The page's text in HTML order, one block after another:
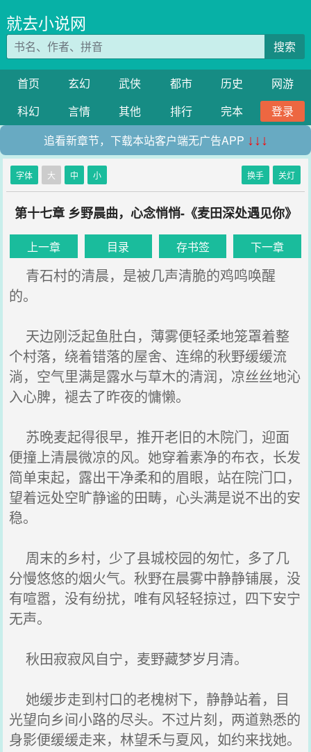
就去小说网
搜索
首页 玄幻 武侠 都市 历史
网游
科幻
言情 其他 排行 完本
登录
追看新章节，下载本站客户端无广告APP ↓↓↓
字体 大 中 小 换手 关灯
第十七章 乡野晨曲，心念悄悄-《麦田深处遇见你》
上一章 目录 存书签 下一章
青石村的清晨，是被几声清脆的鸡鸣唤醒
的。
天边刚泛起鱼肚白，薄雾便轻柔地笼罩着整
个村落，绕着错落的屋舍、连绵的秋野缓缓流
淌，空气里满是露水与草木的清润，凉丝丝地沁
入心脾，褪去了昨夜的慵懒。
苏晚麦起得很早，推开老旧的木院门，迎面
便撞上清晨微凉的风。她穿着素净的布衣，长发
简单束起，露出干净柔和的眉眼，站在院门口，
望着远处空旷静谧的田畴，心头满是说不出的安
稳。
周末的乡村，少了县城校园的匆忙，多了几
分慢悠悠的烟火气。秋野在晨雾中静静铺展，没
有喧嚣，没有纷扰，唯有风轻轻掠过，四下安宁
无声。
秋田寂寂风自宁，麦野藏梦岁月清。
她缓步走到村口的老槐树下，静静站着，目
光望向乡间小路的尽头。不过片刻，两道熟悉的
身影便缓缓走来，林望禾与夏风，如约来找她。